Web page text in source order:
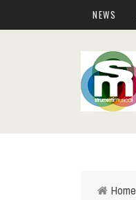
NEWS
Home